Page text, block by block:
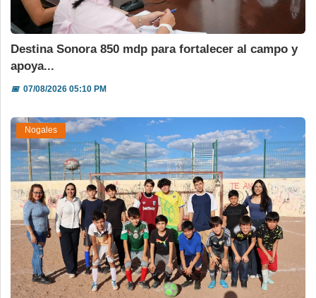
Destina Sonora 850 mdp para fortalecer al campo y
apoya...
📅07/08/2026 05:10 PM
Nogales